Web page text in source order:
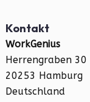
Kontakt
WorkGenius
Herrengraben 30
20253 Hamburg
Deutschland